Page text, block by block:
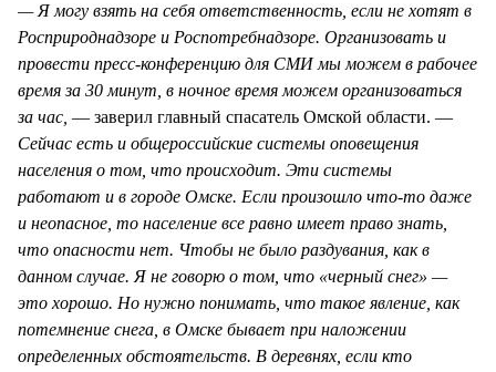
— Я могу взять на себя ответственность, если не хотят в
Росприроднадзоре и Роспотребнадзоре. Организовать и
провести пресс-конференцию для СМИ мы можем в рабочее
время за 30 минут, в ночное время можем организоваться
за час, — заверил главный спасатель Омской области. —
Сейчас есть и общероссийские системы оповещения
населения о том, что происходит. Эти системы
работают и в городе Омске. Если произошло что-то даже
и неопасное, то население все равно имеет право знать,
что опасности нет. Чтобы не было раздувания, как в
данном случае. Я не говорю о том, что «черный снег» —
это хорошо. Но нужно понимать, что такое явление, как
потемнение снега, в Омске бывает при наложении
определенных обстоятельств. В деревнях, если кто